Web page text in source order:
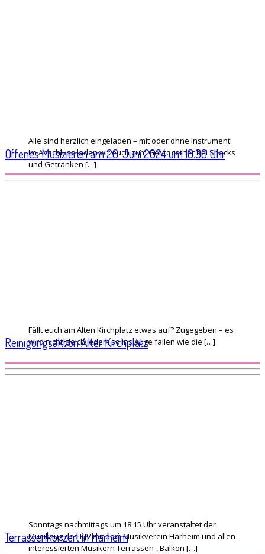
Alle sind herzlich eingeladen – mit oder ohne Instrument!
Im Anschluss laden wir euch zum Get-together bei Snacks
und Getränken […]
Offenes Musizieren am 26. Juni 2024 um 18.30 Uhr
Fällt euch am Alten Kirchplatz etwas auf? Zugegeben – es
wird nicht gleich jedem so ins Auge fallen wie die […]
Reinigungsaktion Alter Kirchplatz
Sonntags nachmittags um 18:15 Uhr veranstaltet der
Musikzug des KJV mit dem Musikverein Harheim und allen
interessierten Musikern Terrassen-, Balkon […]
Terrassenkonzert in Harheim